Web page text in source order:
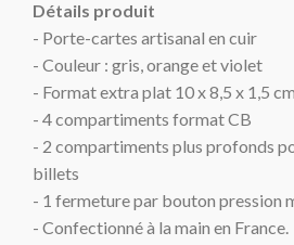
Détails produit
- Porte-cartes artisanal en cuir
- Couleur : gris, orange et violet
- Format extra plat 10 x 8,5 x 1,5 cm
- 4 compartiments format CB
- 2 compartiments plus profonds
billets
- 1 fermeture par bouton pression
- Confectionné à la main en France.